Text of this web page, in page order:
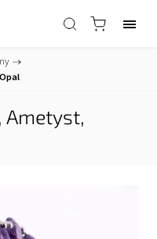
/
Ametyst,